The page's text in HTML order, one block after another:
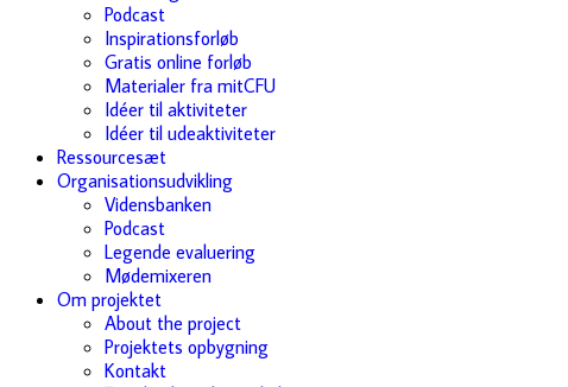
Podcast
Inspirationsforløb
Gratis online forløb
Materialer fra mitCFU
Idéer til aktiviteter
Idéer til udeaktiviteter
Ressourcesæt
Organisationsudvikling
Vidensbanken
Podcast
Legende evaluering
Mødemixeren
Om projektet
About the project
Projektets opbygning
Kontakt